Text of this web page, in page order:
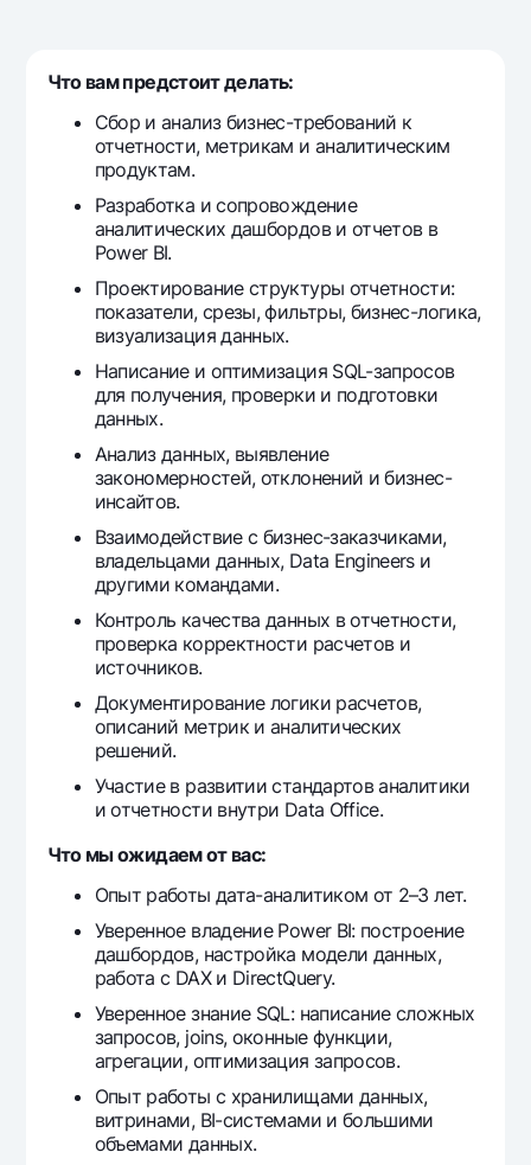
Dlya vseh USD
Gold deposit
Gold Bullion by NBU
Silver deposit
Visa
Mastercard
Salary
Garmin pay
Promotions
Mobile application Milliy
FAQ
Ищите по сайту
Search
Helpful links
Press Center
Offices and ATMs
Consent for processing personal data
Follow us on social networks
Contact center
+998 78 148-00-101344
Что вам предстоит делать:
Сбор и анализ бизнес-требований к
отчетности, метрикам и аналитическим
продуктам.
Разработка и сопровождение
аналитических дашбордов и отчетов в
Power BI.
Проектирование структуры отчетности:
показатели, срезы, фильтры, бизнес-логика,
визуализация данных.
Написание и оптимизация SQL-запросов
для получения, проверки и подготовки
данных.
Анализ данных, выявление
закономерностей, отклонений и бизнес-
инсайтов.
Взаимодействие с бизнес-заказчиками,
владельцами данных, Data Engineers и
другими командами.
Контроль качества данных в отчетности,
проверка корректности расчетов и
источников.
Документирование логики расчетов,
описаний метрик и аналитических
решений.
Участие в развитии стандартов аналитики
и отчетности внутри Data Office.
Что мы ожидаем от вас:
Опыт работы дата-аналитиком от 2–3 лет.
Уверенное владение Power BI: построение
дашбордов, настройка модели данных,
работа с DAX и DirectQuery.
Уверенное знание SQL: написание сложных
запросов, joins, оконные функции,
агрегации, оптимизация запросов.
Опыт работы с хранилищами данных,
витринами, BI-системами и большими
объемами данных.